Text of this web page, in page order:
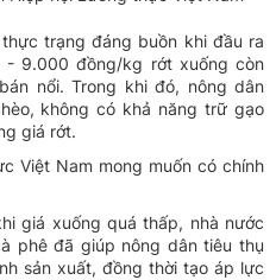
trạng đáng buồn khi đầu ra
9.000 đồng/kg rớt xuống còn
nổi. Trong khi đó, nông dân
không có khả năng trữ gạo
giá rớt.
Việt Nam mong muốn có chính
giá xuống quá thấp, nhà nước
phê đã giúp nông dân tiêu thụ
sản xuất, đồng thời tạo áp lực